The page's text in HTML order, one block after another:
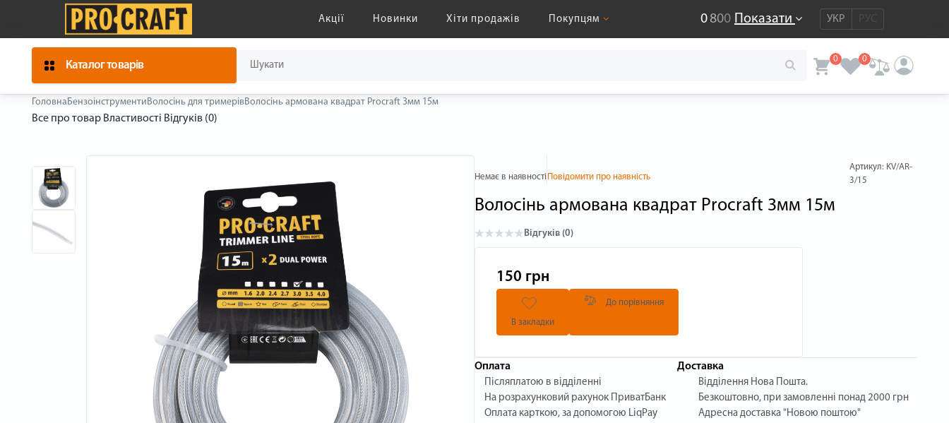
Акції Новинки Хіти продажів Покупцям 0800 Показати УКР РУС
Каталог товарів
0 0
ГоловнаБензоінструментиВолосінь для тримерівВолосінь армована квадрат Procraft 3мм 15м
Все про товар Властивості Відгуків (0)
Немає в наявності Повідомити про наявність
Артикул: KV/AR-
3/15
Волосінь армована квадрат Procraft 3мм 15м
Відгуків (0)
150 грн
В закладки
До порівняння
Оплата
Післяплатою в відділенні
На розрахунковий рахунок ПриватБанк
Оплата карткою, за допомогою LiqPay
Доставка
Відділення Нова Пошта.
Безкоштовно, при замовленні понад 2000 грн
Адресна доставка "Новою поштою"